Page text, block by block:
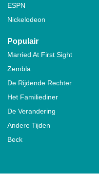
ESPN
Nickelodeon
Populair
Married At First Sight
Zembla
De Rijdende Rechter
Het Familiediner
De Verandering
Andere Tijden
Beck